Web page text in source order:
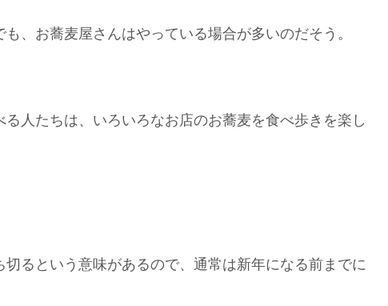
、お蕎麦屋さんはやっている場合が多いのだそう。
人たちは、いろいろなお店のお蕎麦を食べ歩きを楽し
るという意味があるので、通常は新年になる前までに